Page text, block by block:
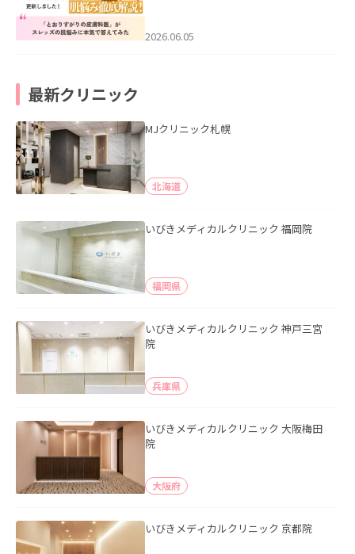
2026.06.05
最新クリニック
MJクリニック札幌
北海道
いびきメディカルクリニック 福岡院
福岡県
いびきメディカルクリニック 神戸三宮
院
兵庫県
いびきメディカルクリニック 大阪梅田
院
大阪府
いびきメディカルクリニック 京都院